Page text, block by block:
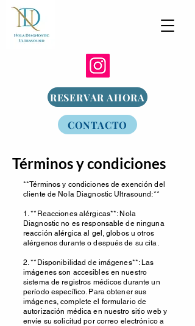
RESERVAR AHORA
CONTACTO
Términos y condiciones
**Términos y condiciones de exención del
cliente de Nola Diagnostic Ultrasound:**
1. **Reacciones alérgicas**: Nola
Diagnostic no es responsable de ninguna
reacción alérgica al gel, globos u otros
alérgenos durante o después de su cita.
2. **Disponibilidad de imágenes**: Las
imágenes son accesibles en nuestro
sistema de registros médicos durante un
período específico. Para obtener sus
imágenes, complete el formulario de
autorización médica en nuestro sitio web y
envíe su solicitud por correo electrónico a